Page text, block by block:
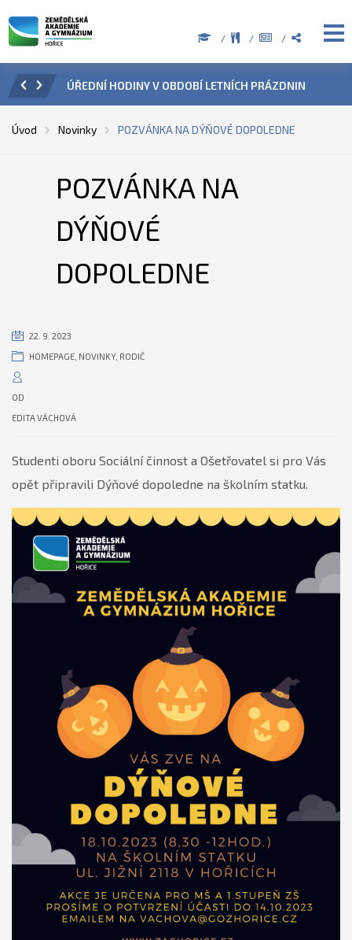
ÚŘEDNÍ HODINY V OBDOBÍ LETNÍCH PRÁZDNIN
Úvod Novinky POZVÁNKA NA DÝŇOVÉ DOPOLEDNE
POZVÁNKA NA
DÝŇOVÉ
DOPOLEDNE
22. 9. 2023
HOMEPAGE NOVINKY, RODIČ
OD
EDITA VÁCHOVÁ
Studenti oboru Sociální činnost a Ošetřovatel si pro Vás
opět připravili Dýňové dopoledne na školním statku.